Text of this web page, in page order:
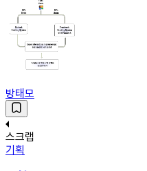
방태모
스크랩
기획